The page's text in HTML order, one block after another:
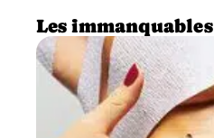
Les immanquables